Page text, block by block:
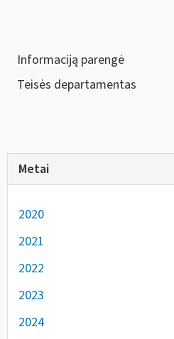
Informaciją parengė
Teisės departamentas
Metai
2020
2021
2022
2023
2024